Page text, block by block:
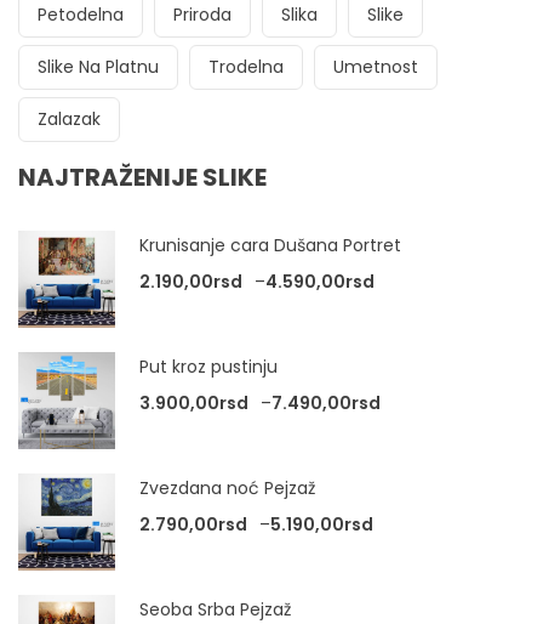
Petodelna Priroda Slika Slike
Slike Na Platnu Trodelna Umetnost
Zalazak
NAJTRAŽENIJE SLIKE
Krunisanje cara Dušana Portret
2.190,00rsd –4.590,00rsd
Put kroz pustinju
3.900,00rsd –7.490,00rsd
Zvezdana noć Pejzaž
2.790,00rsd –5.190,00rsd
Seoba Srba Pejzaž